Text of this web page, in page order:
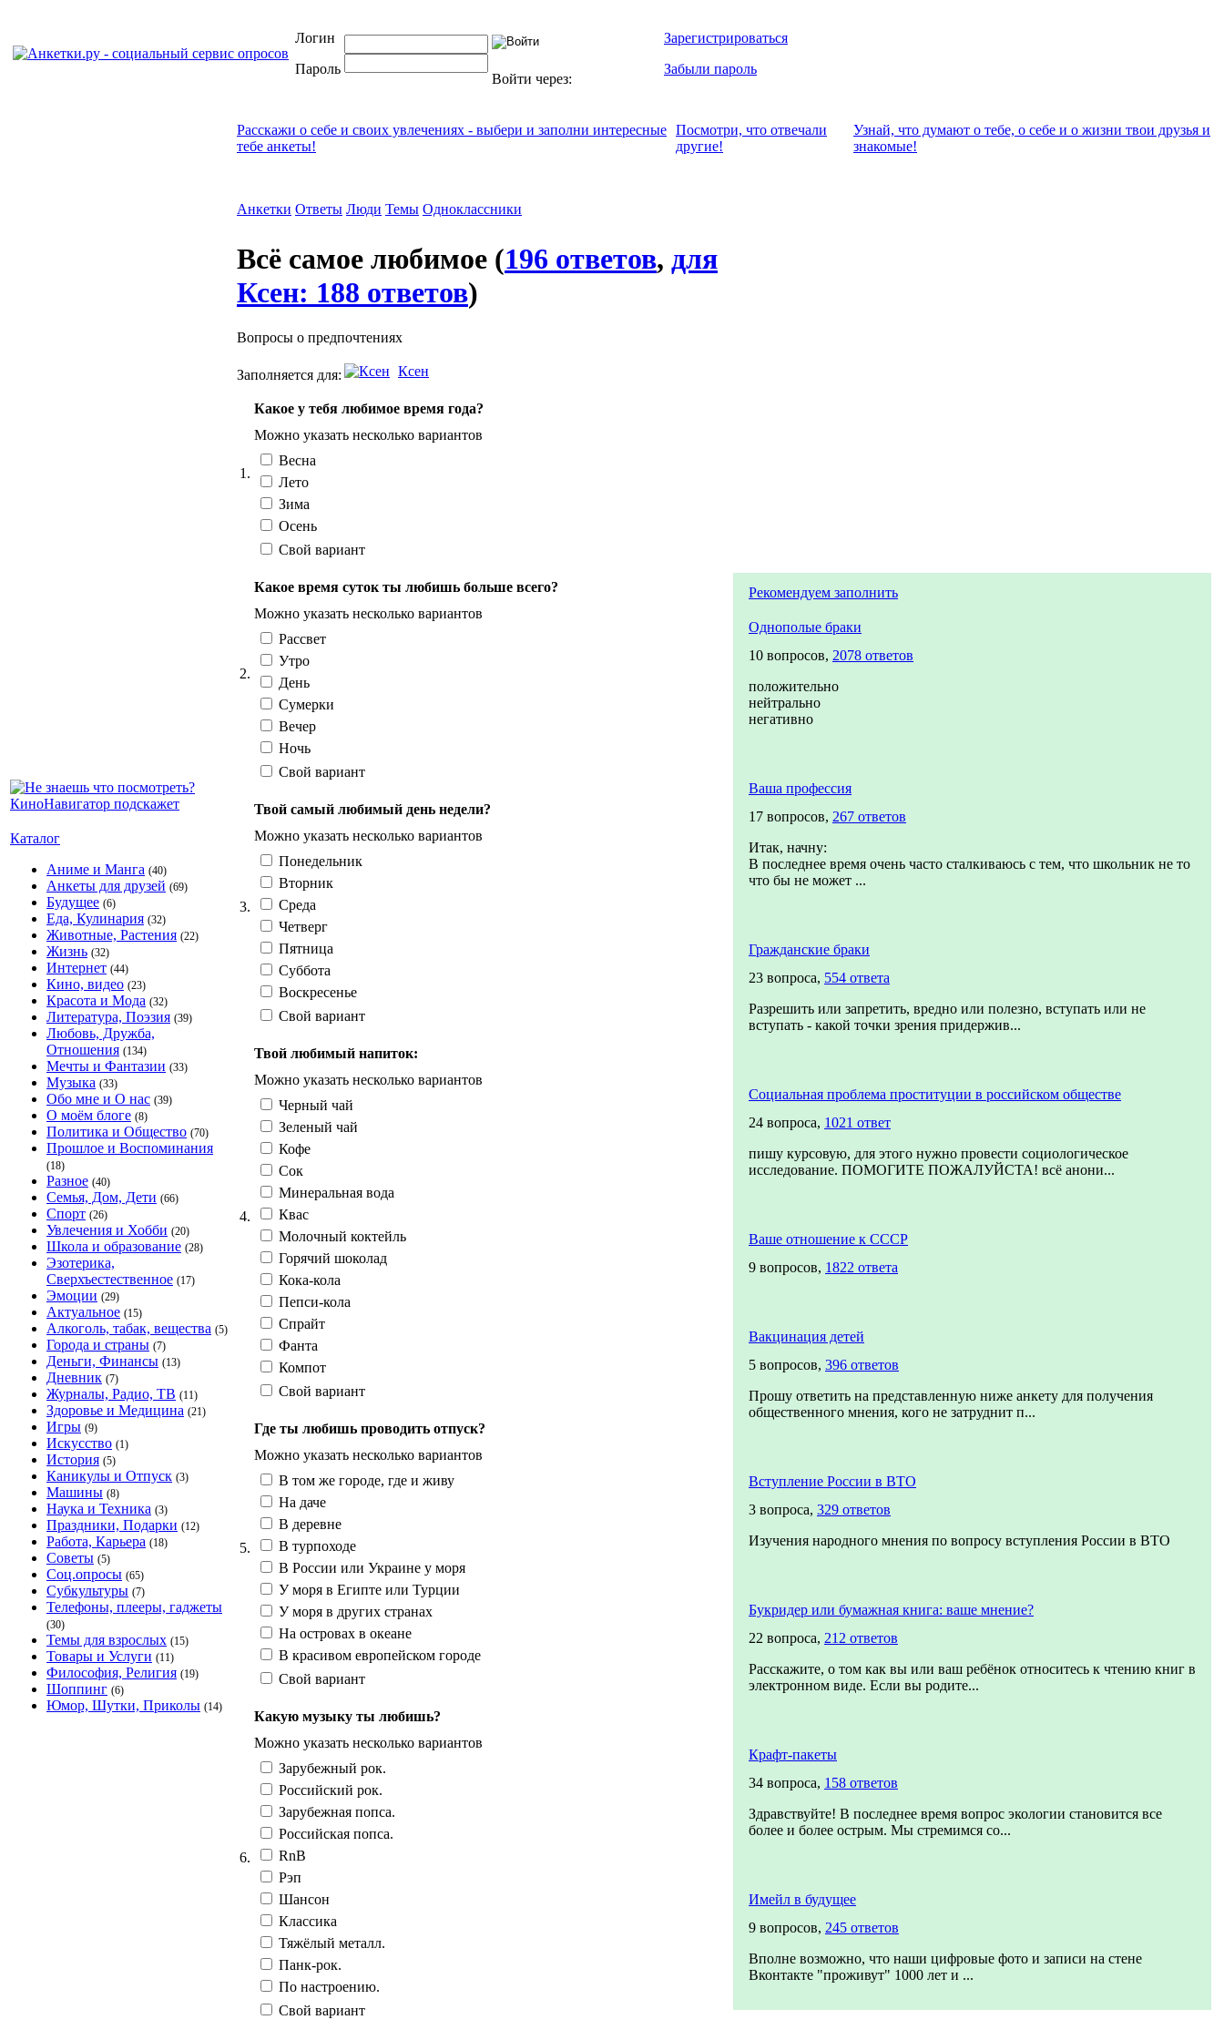
Логин
Пароль
Войти через:
Зарегистрироваться
Забыли пароль
Каталог
Аниме и Манга (40)
Анкеты для друзей (69)
Будущее (6)
Еда, Кулинария (32)
Животные, Растения (22)
Жизнь (32)
Интернет (44)
Кино, видео (23)
Красота и Мода (32)
Литература, Поэзия (39)
Любовь, Дружба,
Отношения (134)
Мечты и Фантазии (33)
Музыка (33)
Обо мне и О нас (39)
О моём блоге (8)
Политика и Общество (70)
Прошлое и Воспоминания
(18)
Разное (40)
Семья, Дом, Дети (66)
Спорт (26)
Увлечения и Хобби (20)
Школа и образование (28)
Эзотерика,
Сверхъестественное (17)
Эмоции (29)
Актуальное (15)
Алкоголь, табак, вещества (5)
Города и страны (7)
Деньги, Финансы (13)
Дневник (7)
Журналы, Радио, ТВ (11)
Здоровье и Медицина (21)
Игры (9)
Искусство (1)
История (5)
Каникулы и Отпуск (3)
Машины (8)
Наука и Техника (3)
Праздники, Подарки (12)
Работа, Карьера (18)
Советы (5)
Соц.опросы (65)
Субкультуры (7)
Телефоны, плееры, гаджеты
(30)
Темы для взрослых (15)
Товары и Услуги (11)
Философия, Религия (19)
Шоппинг (6)
Юмор, Шутки, Приколы (14)
Расскажи о себе и своих увлечениях - выбери и заполни интересные
тебе анкеты!
Посмотри, что отвeчали
другие!
Узнай, что думают о тебе, о себе и о жизни твои друзья и
знакомые!
Анкетки Ответы Люди Темы Одноклассники
Всё самое любимое (196 ответов, для
Ксен: 188 ответов)
Вопросы о предпочтениях
Заполняется для: Ксен
1.
Какое у тебя любимое время года?
Можно указать несколько вариантов
Весна
Лето
Зима
Осень
Свой вариант
2.
Какое время суток ты любишь больше всего?
Можно указать несколько вариантов
Рассвет
Утро
День
Сумерки
Вечер
Ночь
Свой вариант
3.
Твой самый любимый день недели?
Можно указать несколько вариантов
Понедельник
Вторник
Среда
Четверг
Пятница
Суббота
Воскресенье
Свой вариант
4.
Твой любимый напиток:
Можно указать несколько вариантов
Черный чай
Зеленый чай
Кофе
Сок
Минеральная вода
Квас
Молочный коктейль
Горячий шоколад
Кока-кола
Пепси-кола
Спрайт
Фанта
Компот
Свой вариант
5.
Где ты любишь проводить отпуск?
Можно указать несколько вариантов
В том же городе, где и живу
На даче
В деревне
В турпоходе
В России или Украине у моря
У моря в Египте или Турции
У моря в других странах
На островах в океане
В красивом европейском городе
Свой вариант
6.
Какую музыку ты любишь?
Можно указать несколько вариантов
Зарубежный рок.
Российский рок.
Зарубежная попса.
Российская попса.
RnB
Рэп
Шансон
Классика
Тяжёлый металл.
Панк-рок.
По настроению.
Свой вариант
Рекомендуем заполнить
Однополые браки
10 вопросов, 2078 ответов
положительно
нейтрально
негативно
Ваша профессия
17 вопросов, 267 ответов
Итак, начну:
В последнее время очень часто сталкиваюсь с тем, что школьник не то
что бы не может ...
Гражданские браки
23 вопроса, 554 ответа
Разрешить или запретить, вредно или полезно, вступать или не
вступать - какой точки зрения придержив...
Социальная проблема проституции в российском обществе
24 вопроса, 1021 ответ
пишу курсовую, для этого нужно провести социологическое
исследование. ПОМОГИТЕ ПОЖАЛУЙСТА! всё анони...
Ваше отношение к СССР
9 вопросов, 1822 ответа
Вакцинация детей
5 вопросов, 396 ответов
Прошу ответить на представленную ниже анкету для получения
общественного мнения, кого не затруднит п...
Вступление России в ВТО
3 вопроса, 329 ответов
Изучения народного мнения по вопросу вступления России в ВТО
Букридер или бумажная книга: ваше мнение?
22 вопроса, 212 ответов
Расскажите, о том как вы или ваш ребёнок относитесь к чтению книг в
электронном виде. Если вы родите...
Крафт-пакеты
34 вопроса, 158 ответов
Здравствуйте! В последнее время вопрос экологии становится все
более и более острым. Мы стремимся со...
Имейл в будущее
9 вопросов, 245 ответов
Вполне возможно, что наши цифровые фото и записи на стене
Вконтакте "проживут" 1000 лет и ...